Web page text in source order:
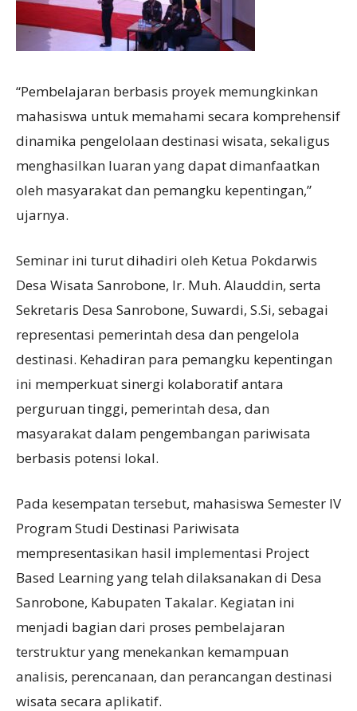
“Pembelajaran berbasis proyek memungkinkan
mahasiswa untuk memahami secara komprehensif
dinamika pengelolaan destinasi wisata, sekaligus
menghasilkan luaran yang dapat dimanfaatkan
oleh masyarakat dan pemangku kepentingan,”
ujarnya.
Seminar ini turut dihadiri oleh Ketua Pokdarwis
Desa Wisata Sanrobone, Ir. Muh. Alauddin, serta
Sekretaris Desa Sanrobone, Suwardi, S.Si, sebagai
representasi pemerintah desa dan pengelola
destinasi. Kehadiran para pemangku kepentingan
ini memperkuat sinergi kolaboratif antara
perguruan tinggi, pemerintah desa, dan
masyarakat dalam pengembangan pariwisata
berbasis potensi lokal.
Pada kesempatan tersebut, mahasiswa Semester IV
Program Studi Destinasi Pariwisata
mempresentasikan hasil implementasi Project
Based Learning yang telah dilaksanakan di Desa
Sanrobone, Kabupaten Takalar. Kegiatan ini
menjadi bagian dari proses pembelajaran
terstruktur yang menekankan kemampuan
analisis, perencanaan, dan perancangan destinasi
wisata secara aplikatif.